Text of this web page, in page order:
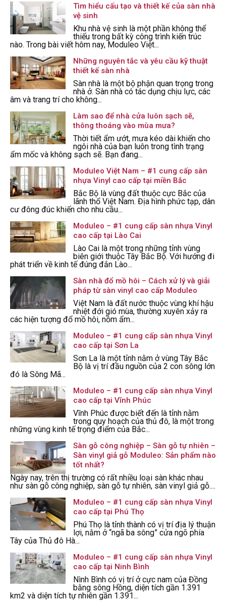
Tìm hiểu cấu tạo và thiết kế của sàn nhà
vệ sinh
Khu nhà vệ sinh là một phần không thể
thiếu trong bất kỳ công trình kiến trúc
nào. Trong bài viết hôm nay, Moduleo Việt...
Những nguyên tắc và yêu cầu kỹ thuật
thiết kế sàn nhà
Sàn nhà là một bộ phận quan trọng trong
nhà ở. Sàn nhà có tác dụng chịu lực, các
âm và trang trí cho không...
Làm sao để nhà cửa luôn sạch sẽ,
thông thoáng vào mùa mưa?
Thời tiết ẩm ướt, mưa kéo dài khiến cho
ngôi nhà của bạn luôn trong tình trạng
ẩm mốc và không sạch sẽ. Bạn đang...
Moduleo Việt Nam – #1 cung cấp sàn
nhựa Vinyl cao cấp tại miền Bắc
Bắc Bộ là vùng đất thuộc cực Bắc của
lãnh thổ Việt Nam. Địa hình phức tạp, dân
cư đông đúc khiến cho nhu cầu...
Moduleo – #1 cung cấp sàn nhựa Vinyl
cao cấp tại Lào Cai
Lào Cai là một trong những tỉnh vùng
biên giới thuộc Tây Bắc Bộ. Với hướng đi
phát triển về kinh tế đúng đắn Lào...
Sàn nhà đổ mồ hôi – Cách xử lý và giải
pháp từ sàn vinyl cao cấp Moduleo
Việt Nam là đất nước thuộc vùng khí hậu
nhiệt đới gió mùa, thường xuyên xảy ra
các hiện tượng đổ mồ hôi, nồm ẩm...
Moduleo – #1 cung cấp sàn nhựa Vinyl
cao cấp tại Sơn La
Sơn La là một tỉnh nằm ở vùng Tây Bắc
Bộ là vị trí đầu nguồn của 2 con sông lớn
đó là Sông Mã...
Moduleo – #1 cung cấp sàn nhựa Vinyl
cao cấp tại Vĩnh Phúc
Vĩnh Phúc được biết đến là tỉnh nằm
trong quy hoạch của thủ đô, là một trong
những vùng kinh tế trọng điểm của Bắc...
Sàn gỗ công nghiệp – Sàn gỗ tự nhiên –
Sàn vinyl giả gỗ Moduleo: Sản phẩm nào
tốt nhất?
Ngày nay, trên thị trường có rất nhiều loại sàn khác nhau
như sàn gỗ công nghiệp, sàn gỗ tự nhiên, sàn vinyl giả gỗ....
Moduleo – #1 cung cấp sàn nhựa Vinyl
cao cấp tại Phú Thọ
Phú Thọ là tỉnh thành có vị trí địa lý thuận
lợi, nằm ở “ngã ba sông” cửa ngõ phía
Tây của Thủ đô Hà...
Moduleo – #1 cung cấp sàn nhựa Vinyl
cao cấp tại Ninh Bình
Nình Bình có vị trí ở cực nam của Đồng
bằng sông Hồng, diện tích gần 1.391
km2 và diện tích tự nhiên gần 1.391...